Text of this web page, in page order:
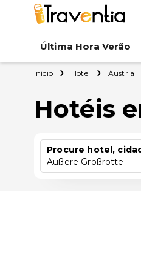
Última Hora Verão
Início Hotel Áustria
Hotéis
Procure hotel,
Äußere Großrotte